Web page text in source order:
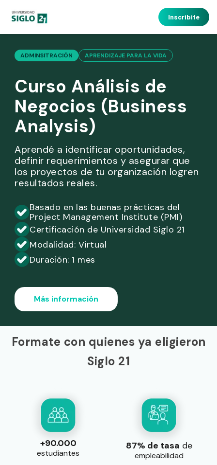
ADMINSITRACIÓN APRENDIZAJE PARA LA VIDA
Curso Análisis de
Negocios (Business
Analysis)
Aprendé a identificar oportunidades,
definir requerimientos y asegurar que
los proyectos de tu organización logren
resultados reales.
Basado en las buenas prácticas del
Project Management Institute (PMI)
Certificación de Universidad Siglo 21
Modalidad: Virtual
Duración: 1 mes
Más información
Formate con quienes ya eligieron
Siglo 21
+90.000
estudiantes
87% de tasa de
empleabilidad
Inscribite